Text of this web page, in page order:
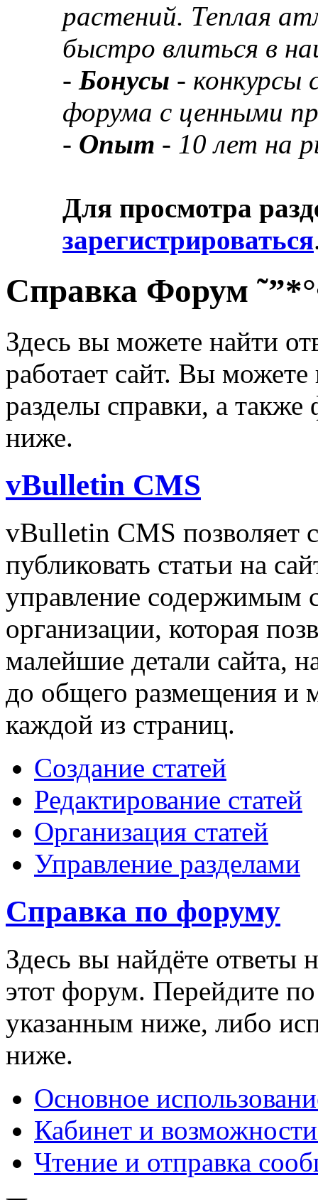
растений. Теплая
быстро влиться в
- Бонусы - конкурсы
форума с ценными
- Опыт - 10 лет на
Для просмотра
зарегистрироваться
Справка Форум
Здесь вы можете найти
работает сайт. Вы можете
разделы справки, а
ниже.
vBulletin CMS
vBulletin CMS позволяет
публиковать статьи на
управление содержимым
организации, которая
малейшие детали сайта,
до общего размещения и
каждой из страниц.
Создание статей
Редактирование статей
Организация статей
Управление разделами
Справка по форуму
Здесь вы найдёте ответы
этот форум. Перейдите
указанным ниже, либо
ниже.
Основное
Кабинет и
Чтение и отправка